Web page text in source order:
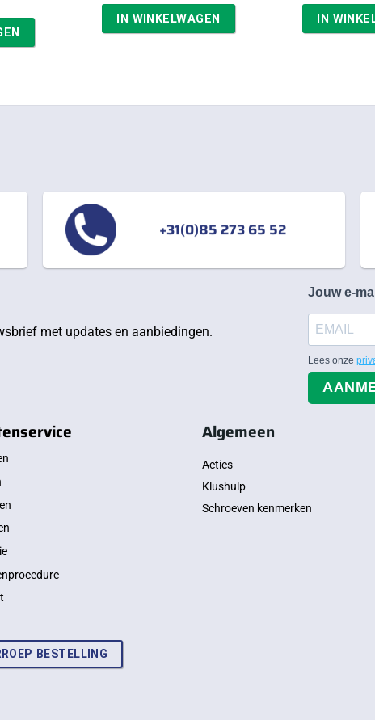
€32,84.€27,91.
IN WINKELWAGEN IN
+31(0)85 273 65 52
met updates en aanbiedingen.
Jouw e-
Lees onze
BESTELLING
Algemeen
Acties
Klushulp
Schroeven kenmerken